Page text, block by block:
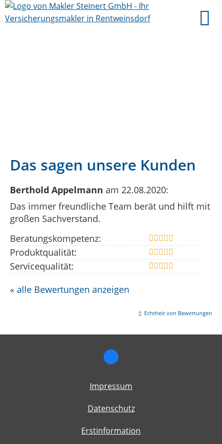
Das sagen unsere Kunden
Berthold Appelmann am 22.08.2020:
Das immer freundliche Team berät und hilft mit
großen Sachverstand.
Beratungskompetenz:
Produktqualität:
Servicequalität:
« alle Bewertungen anzeigen
Echtheit von Bewertungen
Impressum
Datenschutz
Erstinformation